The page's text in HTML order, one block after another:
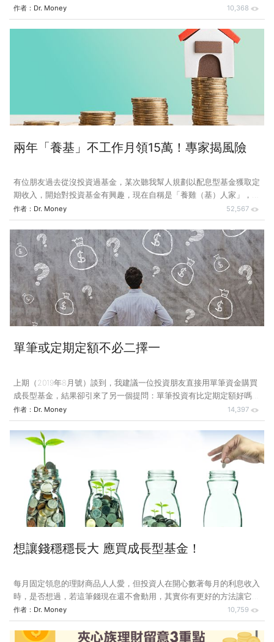
個可行的方案。 我從基金業退休後常有親朋好友來問我有關基金投資
問題，最近又被問到這樣的問題：基金投資有所謂母子基金投資法，也
有人提到核心衛星投資法，它們是相同的投資操作，還是有什麼差別？
投資時要注意什麼？ 類似問題陸續有人問過，現在就來一次說清楚。
首先，母子基金偏向投資時資金運用的策略安排，核心衛星投資則偏重
資產配置考量。 先說母子基金投資法。母子基金，顧名思義，指進行
基金投資時選擇一個母基金、一個或數個子基金做為搭配，以獲取最大
作者： Dr. Money 10,368
兩年「養基」不工作月領15萬！專家揭風險
有位朋友過去從沒投資過基金，某次聽我幫人規劃以配息型基金獲取定
期收入，開始對投資基金有興趣，現在自稱是「養雞（基）人家」，說
「養基」翻轉了他的人生，讓餘生可以無憂度日，這說不上是個獨特案
例，但很值得探討。 這位朋友做過木工師傅、開過小吃店，現在專心
「養基」。他說以前的收入算是不錯，但都是辛苦錢，尤其是小吃店要
動員一家大小。現在只靠基金每月配息，就可輕鬆過日子，已不想再回
頭開店。 他原本也沒做什麼理財規劃，但自從兩年前開始「養基」
後，卻有一套自己摸索出來的布局與操作。最早是聽我談到配息型基金
的用途，去找他熟識的銀行理專，對方提供一個方案，就是以房子辦理
抵押貸款，再以貸款的
作者： Dr. Money 52,567
單筆或定期定額不必二擇一
上期（2019年8月號）談到，我建議一位投資朋友直接用單筆資金購買
成長型基金，結果卻引來了另一個提問：單筆投資有比定期定額好嗎？
這個問題簡化了投資基金的相關考量，我要再次指出，單筆投資與定期
定額不是二擇一的選擇題，常常是可以並行而不相悖的，主要是看資金
的來源與運用。例如，手邊已經有一筆數萬元甚至百萬元以上的資金，
需要以定期定額方式投資嗎？不必，找個好基金就可直接投入，若考慮
到分散風險，可同時投資好幾個標的。 定期定額投資是「強迫儲蓄」
的最好方式，每月固定被扣走一筆錢來投資基金，不花掉，錢就存了下
來，算是「擠出來的錢」。我那位朋友的資金不是這樣擠出來的，他原
本就有數筆大
作者： Dr. Money 14,397
想讓錢穩穩長大 應買成長型基金！
每月固定領息的理財商品人人愛，但投資人在開心數著每月的利息收入
時，是否想過，若這筆錢現在還不會動用，其實你有更好的方法讓它增
值。 上期談到有位朋友想存錢，卻是先買配息型基金，再以每月配息
做定期定額基金投資。我告訴他，這不是好安排，他說這是銀行理專建
議的，除了一點小小的不便，他覺得確實有存到錢。 他的做法是以一
作者： Dr. Money 10,759